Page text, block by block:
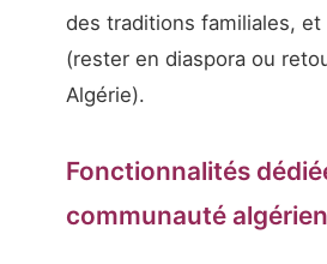
des traditions familiales,
(rester en diaspora ou
Algérie).
Fonctionnalités
communauté